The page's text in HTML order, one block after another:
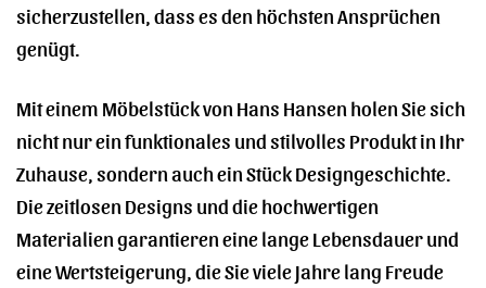
sicherzustellen, dass es den höchsten Ansprüchen
genügt.
Mit einem Möbelstück von Hans Hansen holen Sie sich
nicht nur ein funktionales und stilvolles Produkt in Ihr
Zuhause, sondern auch ein Stück Designgeschichte.
Die zeitlosen Designs und die hochwertigen
Materialien garantieren eine lange Lebensdauer und
eine Wertsteigerung, die Sie viele Jahre lang Freude